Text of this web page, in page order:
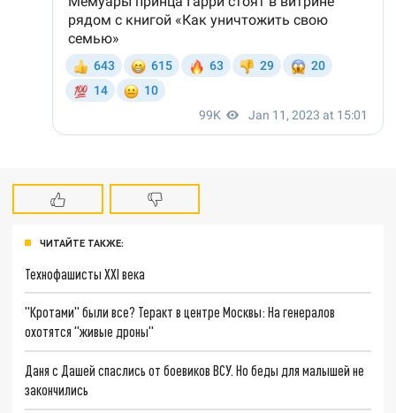
ЧИТАЙТЕ ТАКЖЕ:
Технофашисты XXI века
"Кротами" были все? Теракт в центре Москвы: На генералов
охотятся "живые дроны"
Даня с Дашей спаслись от боевиков ВСУ. Но беды для малышей не
закончились